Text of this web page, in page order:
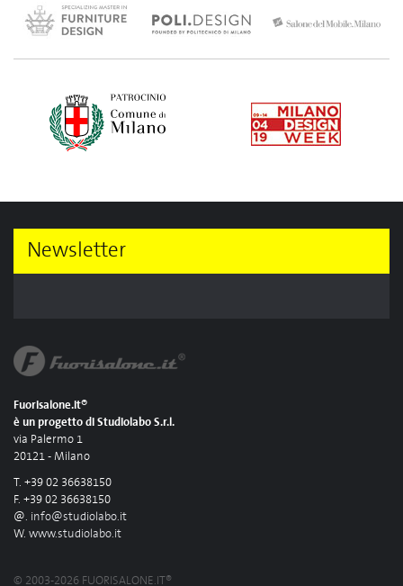
Newsletter
Fuorisalone.it®
è un progetto di Studiolabo S.r.l.
via Palermo 1
20121 - Milano
T. +39 02 36638150
F. +39 02 36638150
@. info@studiolabo.it
W. www.studiolabo.it
© 2003-2026 FUORISALONE.IT®